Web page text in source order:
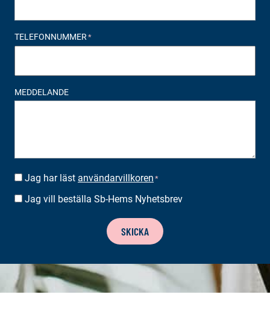
TELEFONNUMMER*
MEDDELANDE
SUOSTUMUS *
Jag har läst användarvillkoren *
BESTÄLLA
Jag vill beställa Sb-Hems Nyhetsbrev
SKICKA